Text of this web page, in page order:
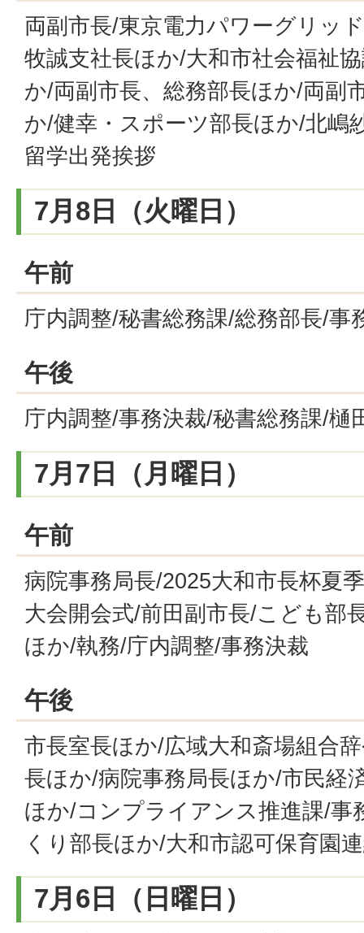
両副市長/東京電力パワーグリッ
牧誠支社長ほか/大和市社会福祉
か/両副市長、総務部長ほか/両副
か/健幸・スポーツ部長ほか/北嶋
留学出発挨拶
7月8日（火曜日）
午前
庁内調整/秘書総務課/総務部長/事
午後
庁内調整/事務決裁/秘書総務課/樋
7月7日（月曜日）
午前
病院事務局長/2025大和市長杯夏
大会開会式/前田副市長/こども部
ほか/執務/庁内調整/事務決裁
午後
市長室長ほか/広域大和斎場組合
長ほか/病院事務局長ほか/市民経
ほか/コンプライアンス推進課/事
くり部長ほか/大和市認可保育園
7月6日（日曜日）